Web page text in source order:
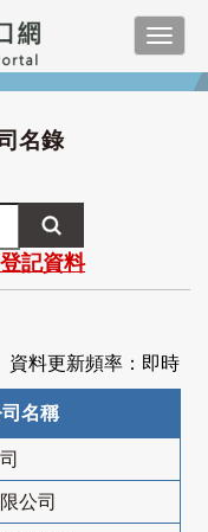
名錄
記資料
資料更新頻率：即時
名稱
公司